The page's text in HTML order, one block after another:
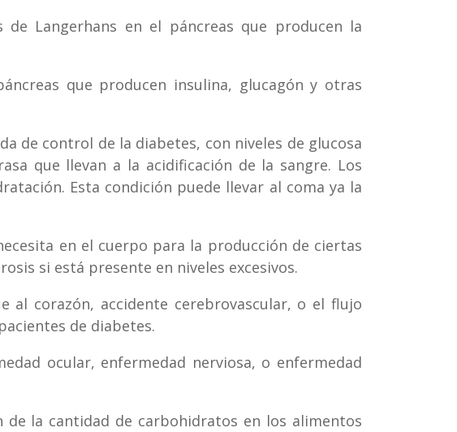
Langerhans en el páncreas que producen la
que producen insulina, glucagón y otras
de control de la diabetes, con niveles de glucosa
que llevan a la acidificación de la sangre. Los
Esta condición puede llevar al coma ya la
en el cuerpo para la producción de ciertas
si está presente en niveles excesivos.
al corazón, accidente cerebrovascular, o el flujo
de diabetes.
ocular, enfermedad nerviosa, o enfermedad
de la cantidad de carbohidratos en los alimentos